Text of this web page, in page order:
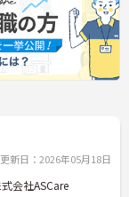
更新日：2026年05月18日
会社ASCare